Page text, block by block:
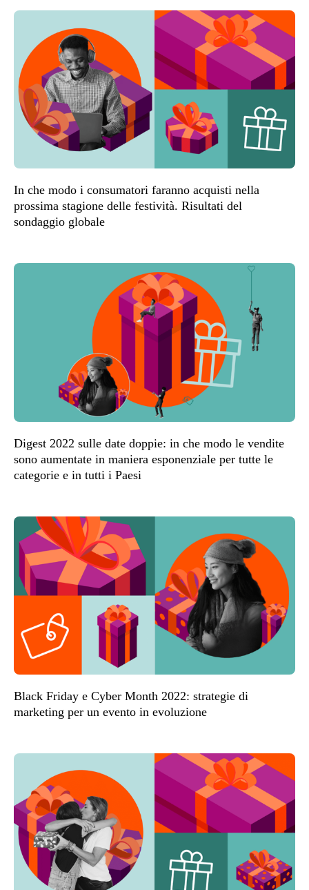
In che modo i consumatori faranno acquisti nella
prossima stagione delle festività. Risultati del
sondaggio globale
Digest 2022 sulle date doppie: in che modo le vendite
sono aumentate in maniera esponenziale per tutte le
categorie e in tutti i Paesi
Black Friday e Cyber Month 2022: strategie di
marketing per un evento in evoluzione